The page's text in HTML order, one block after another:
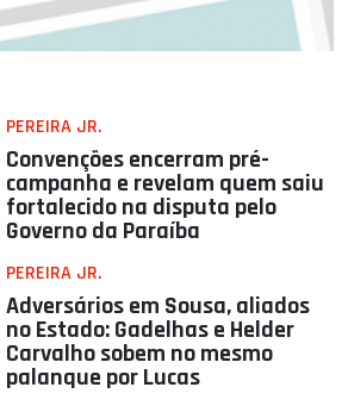
PEREIRA JR.
Convenções encerram pré-
campanha e revelam quem saiu
fortalecido na disputa pelo
Governo da Paraíba
PEREIRA JR.
Adversários em Sousa, aliados
no Estado: Gadelhas e Helder
Carvalho sobem no mesmo
palanque por Lucas